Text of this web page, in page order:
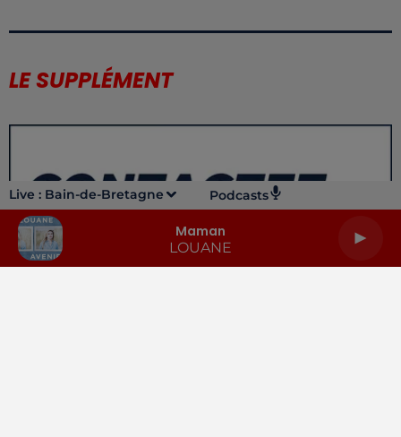
Live : Bain-de-Bretagne Podcasts
Maman
LOUANE
LE SUPPLÉMENT